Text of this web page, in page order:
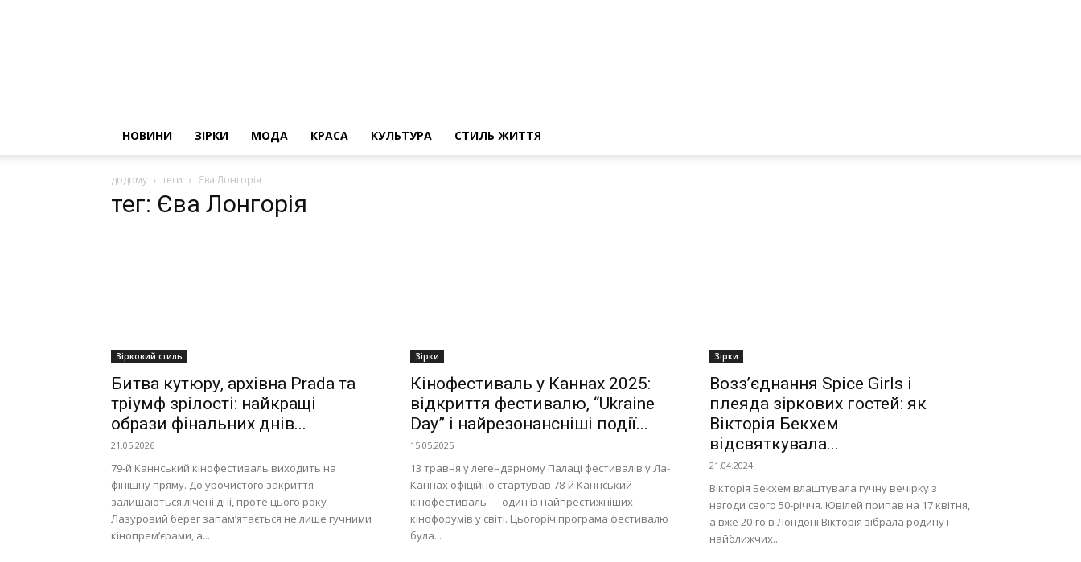
НОВИНИ ЗІРКИ МОДА КРАСА КУЛЬТУРА СТИЛЬ ЖИТТЯ
додому теги Єва Лонгорія
тег: Єва Лонгорія
Зірковий стиль
Битва кутюру, архівна Prada та
тріумф зрілості: найкращі
образи фінальних днів...
21.05.2026
79-й Каннський кінофестиваль виходить на
фінішну пряму. До урочистого закриття
залишаються лічені дні, проте цього року
Лазуровий берег запам’ятається не лише гучними
кінопрем’єрами, а...
Зірки
Кінофестиваль у Каннах 2025:
відкриття фестивалю, “Ukraine
Day” і найрезонансніші події...
15.05.2025
13 травня у легендарному Палаці фестивалів у Ла-
Каннах офіційно стартував 78-й Каннський
кінофестиваль — один із найпрестижніших
кінофорумів у світі. Цьогоріч програма фестивалю
була...
Зірки
Возз’єднання Spice Girls і
плеяда зіркових гостей: як
Вікторія Бекхем
відсвяткувала...
21.04.2024
Вікторія Бекхем влаштувала гучну вечірку з
нагоди свого 50-річчя. Ювілей припав на 17 квітня,
а вже 20-го в Лондоні Вікторія зібрала родину і
найближчих...